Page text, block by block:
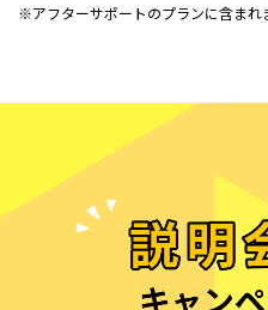
※アフターサポートのプランに含まれ